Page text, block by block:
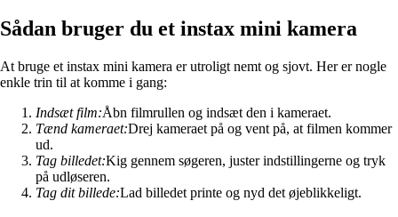
Sådan bruger du et instax mini kamera
At bruge et instax mini kamera er utroligt nemt og sjovt. Her er nogle
enkle trin til at komme i gang:
Indsæt film:Åbn filmrullen og indsæt den i kameraet.
Tænd kameraet:Drej kameraet på og vent på, at filmen kommer
ud.
Tag billedet:Kig gennem søgeren, juster indstillingerne og tryk
på udløseren.
Tag dit billede:Lad billedet printe og nyd det øjeblikkeligt.